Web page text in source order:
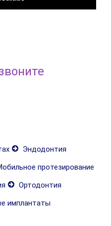
Эндодонтия
протезирование
Ортодонтия
имплантаты